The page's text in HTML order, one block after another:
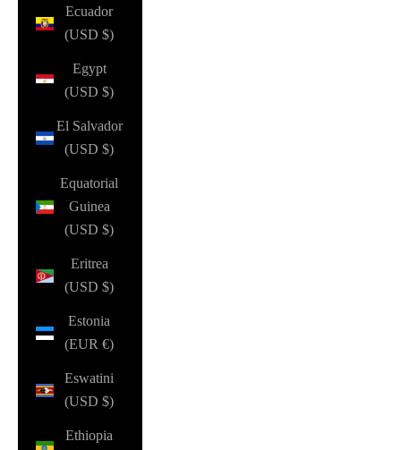
Ecuador
(USD $)
Egypt
(USD $)
El Salvador
(USD $)
Equatorial
Guinea
(USD $)
Eritrea
(USD $)
Estonia
(EUR €)
Eswatini
(USD $)
Ethiopia